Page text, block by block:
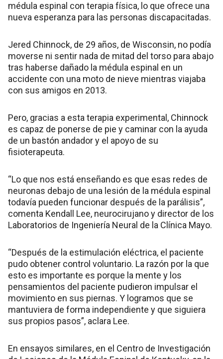
médula espinal con terapia física, lo que ofrece una
nueva esperanza para las personas discapacitadas.
Jered Chinnock, de 29 años, de Wisconsin, no podía
moverse ni sentir nada de mitad del torso para abajo
tras haberse dañado la médula espinal en un
accidente con una moto de nieve mientras viajaba
con sus amigos en 2013.
Pero, gracias a esta terapia experimental, Chinnock
es capaz de ponerse de pie y caminar con la ayuda
de un bastón andador y el apoyo de su
fisioterapeuta.
“Lo que nos está enseñando es que esas redes de
neuronas debajo de una lesión de la médula espinal
todavía pueden funcionar después de la parálisis”,
comenta Kendall Lee, neurocirujano y director de los
Laboratorios de Ingeniería Neural de la Clínica Mayo.
“Después de la estimulación eléctrica, el paciente
pudo obtener control voluntario. La razón por la que
esto es importante es porque la mente y los
pensamientos del paciente pudieron impulsar el
movimiento en sus piernas. Y logramos que se
mantuviera de forma independiente y que siguiera
sus propios pasos”, aclara Lee.
En ensayos similares, en el Centro de Investigación